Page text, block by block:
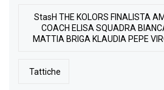
StasH THE KOLORS FINALISTA
COACH ELISA SQUADRA
MATTIA BRIGA KLAUDIA PEPE
Tattiche